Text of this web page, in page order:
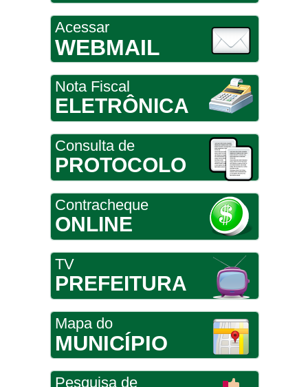
Acessar
WEBMAIL
Nota Fiscal
ELETRÔNICA
Consulta de
PROTOCOLO
Contracheque
ONLINE
TV
PREFEITURA
Mapa do
MUNICÍPIO
Pesquisa de